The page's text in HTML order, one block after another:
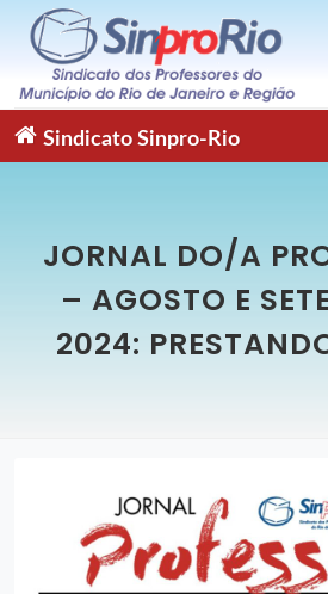
Sindicato Sinpro-Rio
JORNAL DO/A
– AGOSTO E
2024: